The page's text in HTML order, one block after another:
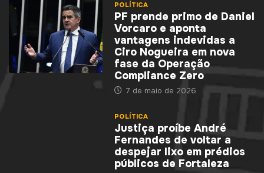
POLÍTICA
PF prende primo de Daniel
Vorcaro e aponta
vantagens indevidas a
Ciro Nogueira em nova
fase da Operação
Compliance Zero
7 de maio de 2026
POLÍTICA
Justiça proíbe André
Fernandes de voltar a
despejar lixo em prédios
públicos de Fortaleza